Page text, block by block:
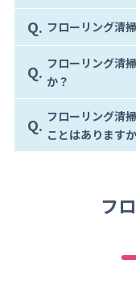
Q. フローリング清
Q. フローリング清
か？
Q. フローリング清
ことはあります
フ